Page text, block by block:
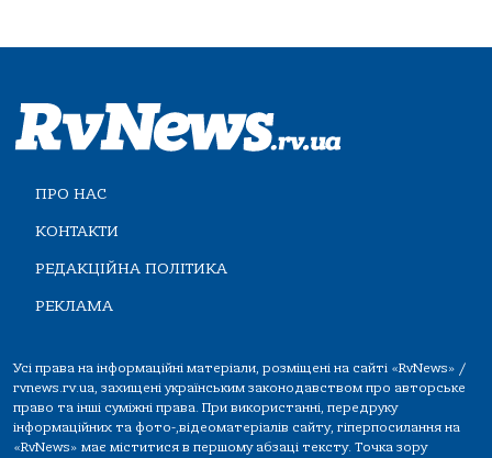
ПРО НАС
КОНТАКТИ
РЕДАКЦІЙНА ПОЛІТИКА
РЕКЛАМА
Усі права на інформаційні матеріали, розміщені на сайті «RvNews» /
rvnews.rv.ua, захищені українським законодавством про авторське
право та інші суміжні права. При використанні, передруку
інформаційних та фото-,відеоматеріалів сайту, гіперпосилання на
«RvNews» має міститися в першому абзаці тексту. Точка зору